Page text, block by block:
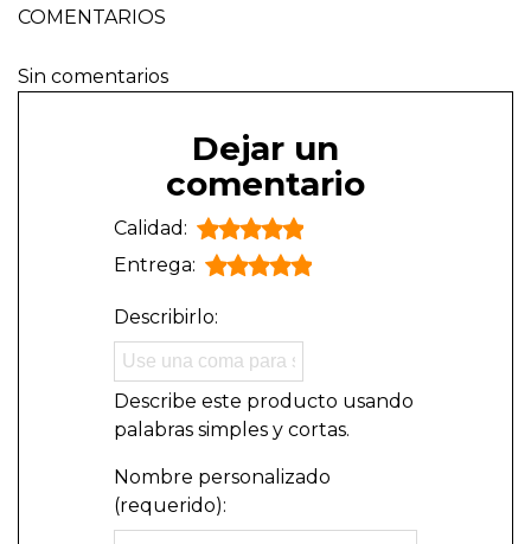
COMENTARIOS
Sin comentarios
Dejar un
comentario
Calidad:
Entrega:
Describirlo:
Describe este producto usando
palabras simples y cortas.
Nombre personalizado
(requerido):